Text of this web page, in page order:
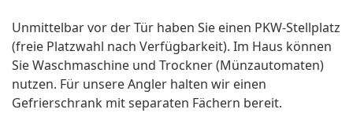
Unmittelbar vor der Tür haben Sie einen PKW-Stellplatz
(freie Platzwahl nach Verfügbarkeit). Im Haus können
Sie Waschmaschine und Trockner (Münzautomaten)
nutzen. Für unsere Angler halten wir einen
Gefrierschrank mit separaten Fächern bereit.